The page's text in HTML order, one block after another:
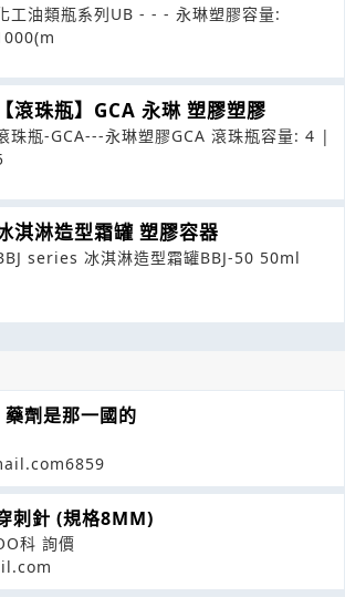
工油類瓶系列UB - - - 永琳塑膠容量:
【滾珠瓶】GCA 永琳 塑膠塑膠
珠瓶-GCA---永琳塑膠GCA 滾珠瓶容量: 4 |
淇淋造型霜罐 塑膠容器
series 冰淇淋造型霜罐BBJ-50 50ml
劑是那一國的
刺針 (規格8MM)
科 詢價